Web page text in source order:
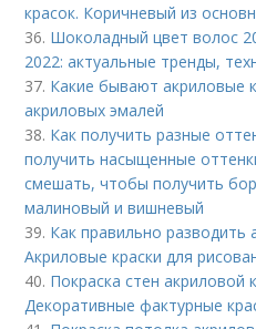
красок. Коричневый из
36. Шоколадный цвет волос
2022: актуальные тренды,
37. Какие бывают акриловые
акриловых эмалей
38. Как получить разные
получить насыщенные
смешать, чтобы получить
малиновый и вишневый
39. Как правильно разводить
Акриловые краски для
40. Покраска стен акриловой
Декоративные фактурные